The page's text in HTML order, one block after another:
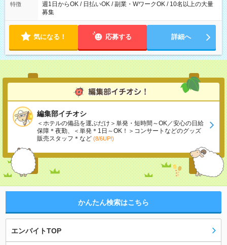
特徴
週1日からOK / 日払いOK / 副業・WワークOK / 10名以上の大量
募集
気になる！ 応募する 詳細へ
編集部イチオシ
＜ホテルの備品を運ぶだけ＞単発・短時間～OK／安心の日給
保障＊夜勤、＜単発＊1日～OK！＞コンサートなどのグッズ
販売スタッフ＊など (8/6UP!)
かんたん検索はこちら
エンバイトTOP